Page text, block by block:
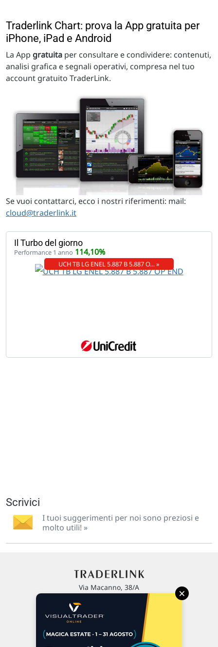
Traderlink Chart: prova la App gratuita per
iPhone, iPad e Android
La App gratuita per consultare e condividere: contenuti,
analisi grafica e segnali operativi, compresa nel tuo
account gratuito TraderLink.
Se vuoi contattarci, ecco i nostri riferimenti: mail:
cloud@traderlink.it
Il Turbo del giorno
Performance 1 anno 114,10%
UCH TB LG ENEL 5.887 B 5.887 O… »
Scrivici
I tuoi suggerimenti per noi sono preziosi e
molto utili! »
Via Macanno, 38/A
P.IVA 02 452 460 401
Chi siamo
×